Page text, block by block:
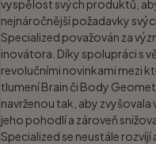
vyspělost svých produktů,
nejnáročnější požadavky
Specialized považován za
inovátora. Díky spolupráci s
revolučními novinkami mezi
tlumení Brain či Body
navrženou tak, aby
jeho pohodlí a zároveň
Specialized se neustále rozvíjí